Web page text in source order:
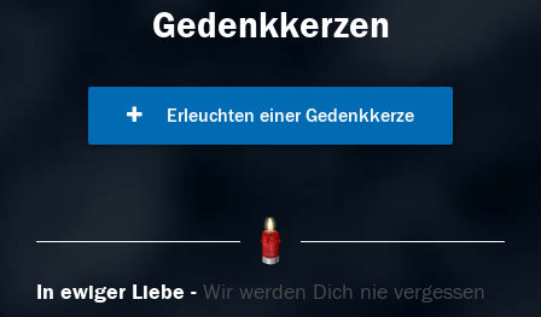
Gedenkkerzen
Erleuchten einer Gedenkkerze
In ewiger Liebe Wir werden Dich nie vergessen